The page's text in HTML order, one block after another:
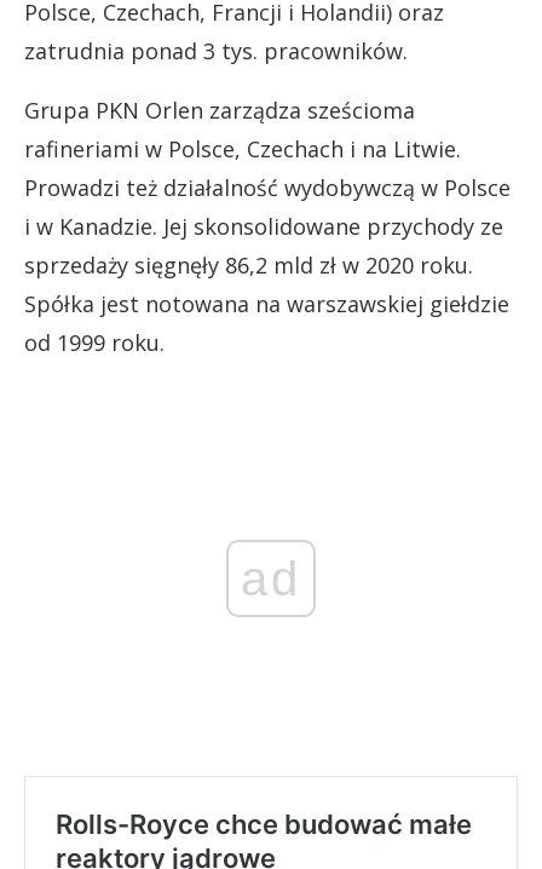
Polsce, Czechach, Francji i Holandii) oraz
zatrudnia ponad 3 tys. pracowników.
Grupa PKN Orlen zarządza sześcioma
rafineriami w Polsce, Czechach i na Litwie.
Prowadzi też działalność wydobywczą w Polsce
i w Kanadzie. Jej skonsolidowane przychody ze
sprzedaży sięgnęły 86,2 mld zł w 2020 roku.
Spółka jest notowana na warszawskiej giełdzie
od 1999 roku.
ad